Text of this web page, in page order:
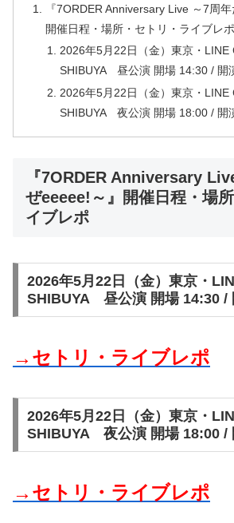
『7ORDER Anniversary Live ～7周年
開催日程・場所・セトリ・ライブレポ
2026年5月22日（金）東京・LINE
SHIBUYA 昼公演 開場 14:30 / 開
2026年5月22日（金）東京・LINE
SHIBUYA 夜公演 開場 18:00 / 開
『7ORDER Anniversary
ぜeeeee!～』開催日程・場
イブレポ
2026年5月22日（金）東京・
SHIBUYA 昼公演 開場 14:30 /
→セトリ・ライブレポ
2026年5月22日（金）東京・
SHIBUYA 夜公演 開場 18:00 /
→セトリ・ライブレポ